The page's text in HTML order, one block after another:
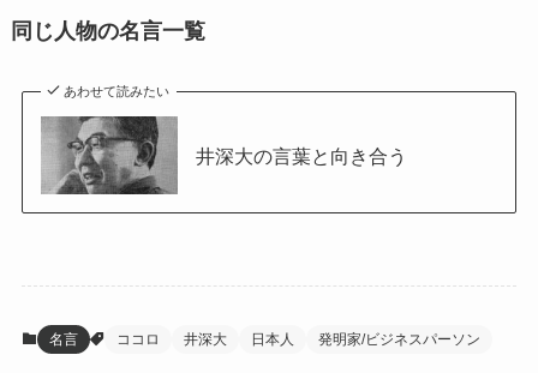
同じ人物の名言一覧
あわせて読みたい
井深大の言葉と向き合う
名言 ココロ 井深大 日本人 発明家/ビジネスパーソン